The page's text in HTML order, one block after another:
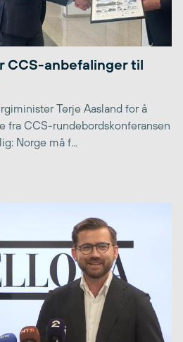
CCS-anbefalinger til
Terje Aasland for å
fra CCS-rundebordskonferansen
Norge må f...